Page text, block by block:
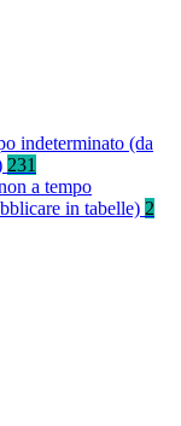
indeterminato (da
231
a tempo
in tabelle) 2